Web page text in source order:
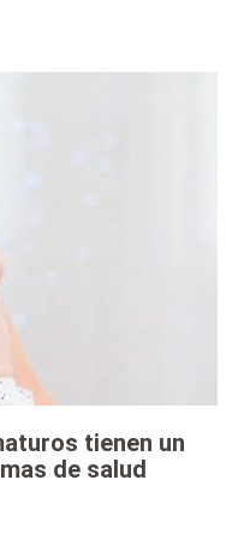
tienen un
de salud